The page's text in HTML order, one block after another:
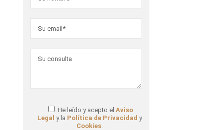
He leído y acepto el Aviso
Legal y la Política de Privacidad y
Cookies.